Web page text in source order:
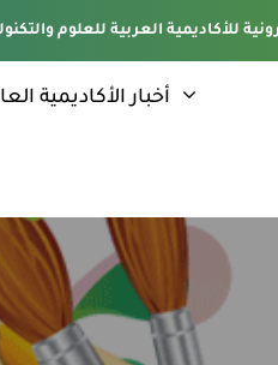
للأكاديمية العربية للعلوم
أخبار الأكاديمية